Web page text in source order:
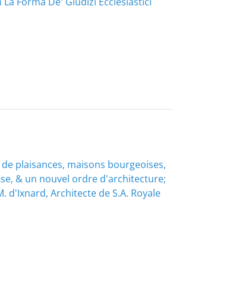
plaisances, maisons bourgeoises,
& un nouvel ordre d'architecture;
d'Ixnard, Architecte de S.A. Royale